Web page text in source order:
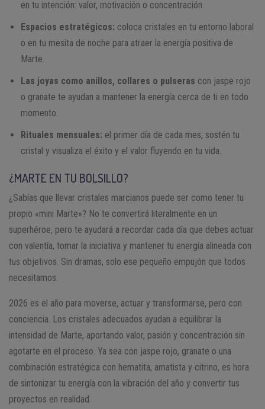
en tu intención: valor, motivación o concentración.
Espacios estratégicos: coloca cristales en tu entorno laboral
o en tu mesita de noche para atraer la energía positiva de
Marte.
Las joyas como anillos, collares o pulseras con jaspe rojo
o granate te ayudan a mantener la energía cerca de ti en todo
momento.
Rituales mensuales: el primer día de cada mes, sostén tu
cristal y visualiza el éxito y el valor fluyendo en tu vida.
¿MARTE EN TU BOLSILLO?
¿Sabías que llevar cristales marcianos puede ser como tener tu
propio «mini Marte»? No te convertirá literalmente en un
superhéroe, pero te ayudará a recordar cada día que debes actuar
con valentía, tomar la iniciativa y mantener tu energía alineada con
tus objetivos. Sin dramas, solo ese pequeño empujón que todos
necesitamos.
2026 es el año para moverse, actuar y transformarse, pero con
conciencia. Los cristales adecuados ayudan a equilibrar la
intensidad de Marte, aportando valor, pasión y concentración sin
agotarte en el proceso. Ya sea con jaspe rojo, granate o una
combinación estratégica con hematita, amatista y citrino, es hora
de sintonizar tu energía con la vibración del año y convertir tus
proyectos en realidad.